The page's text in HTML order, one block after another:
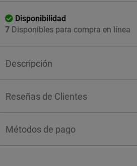
Disponibilidad
7 Disponibles para compra en línea
Descripción
Reseñas de Clientes
Métodos de pago